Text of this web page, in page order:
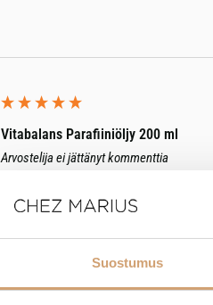
Suostumus
Vitabalans Parafiiniöljy 200 ml
Arvostelija ei jättänyt kommenttia
Oliko tämä arvostelu hyödyllinen?